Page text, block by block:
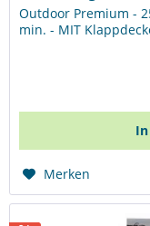
Outdoor Premium -
min. - MIT
Merken